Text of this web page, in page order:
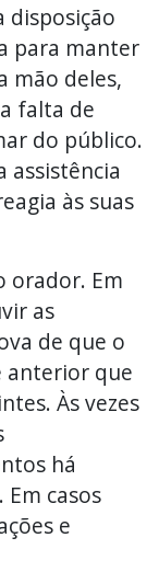
disposição
para manter
mão deles,
falta de
do público.
assistência
às suas
orador. Em
as
de que o
anterior que
Às vezes
há
casos
e